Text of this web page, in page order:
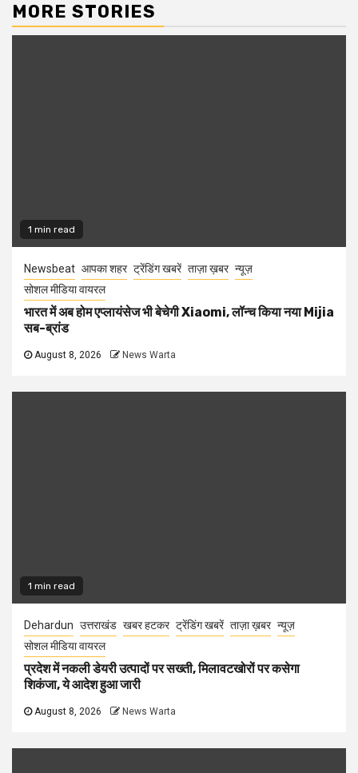
MORE STORIES
1 min read
Newsbeat आपका शहर ट्रेंडिंग खबरें ताज़ा ख़बर न्यूज़
सोशल मीडिया वायरल
भारत में अब होम एप्लायंसेज भी बेचेगी Xiaomi, लॉन्च किया नया Mijia
सब-ब्रांड
August 8, 2026 News Warta
1 min read
Dehardun उत्तराखंड खबर हटकर ट्रेंडिंग खबरें ताज़ा ख़बर न्यूज़
सोशल मीडिया वायरल
प्रदेश में नकली डेयरी उत्पादों पर सख्ती, मिलावटखोरों पर कसेगा
शिकंजा, ये आदेश हुआ जारी
August 8, 2026 News Warta